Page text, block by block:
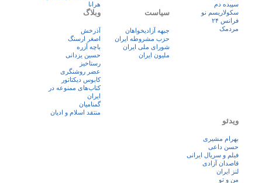
سپیده دم
سکولاریسم نو
فرانس ۲۴
مردمک
هرانا
سیاست
جبهه آزادیخواهان
حزب مشروطه ایران
شورای ملی ایران
ملیون ایران
وبلاگ
آذرخش
اصغر ارسنگ
باچه آزره
حسین یزدانی
رستاخیز
عضر روشنگری
کابوس دیکتاتور
کتاب‌های ممنوعه در
ایران
گمنامیان
منتقد اسلام و ادیان
ویدئو
بهرام مشیری
حسن داعی
فيلم و سريال ايرانی
قاصدان آزادی
لنز ایران
من و تو